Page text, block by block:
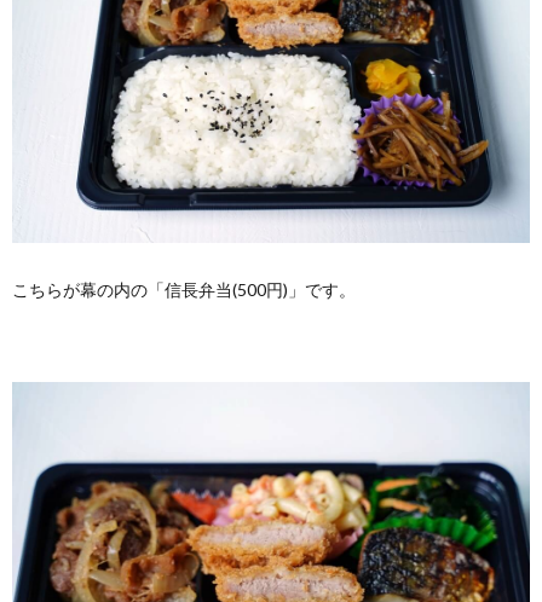
こちらが幕の内の「信長弁当(500円)」です。